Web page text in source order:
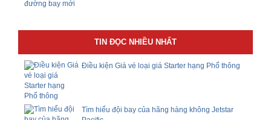
TIN ĐỌC NHIỀU NHẤT
Điều kiện Giá vé loại giá Starter hạng Phổ thông
Tìm hiểu đội bay của hãng hàng không Jetstar